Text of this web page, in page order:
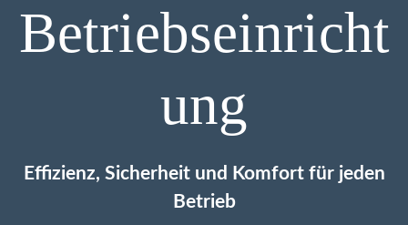
Betriebseinricht
ung
Effizienz, Sicherheit und Komfort für jeden
Betrieb